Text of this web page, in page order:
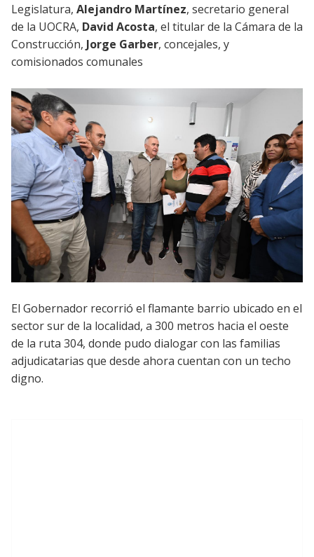
Legislatura, Alejandro Martínez, secretario general
de la UOCRA, David Acosta, el titular de la Cámara de la
Construcción, Jorge Garber, concejales, y
comisionados comunales
El Gobernador recorrió el flamante barrio ubicado en el
sector sur de la localidad, a 300 metros hacia el oeste
de la ruta 304, donde pudo dialogar con las familias
adjudicatarias que desde ahora cuentan con un techo
digno.